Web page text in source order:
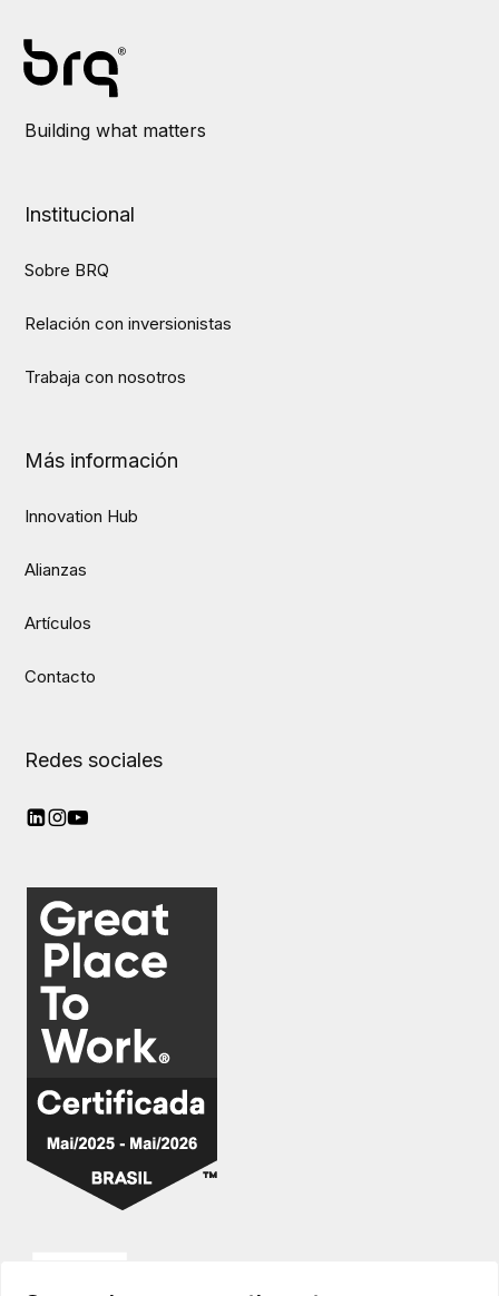
Building what matters
Institucional
Sobre BRQ
Relación con inversionistas
Trabaja con nosotros
Más información
Innovation Hub
Alianzas
Artículos
Contacto
Redes sociales